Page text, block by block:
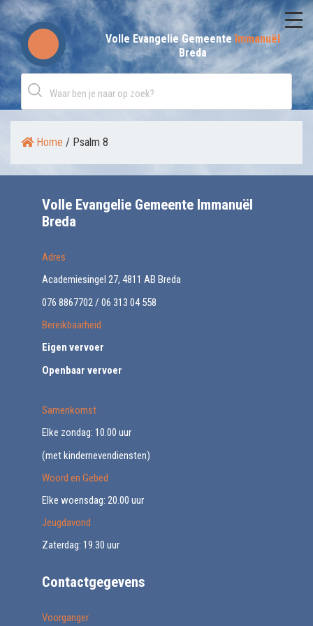
Skip
to
content
Volle Evangelie GemeenteImmanuël
Breda
Home / Psalm 8
Volle Evangelie Gemeente Immanuël
Breda
Adres
Academiesingel 27, 4811 AB Breda
076 8867702 / 06 313 04 558
Bereikbaarheid
Eigen vervoer
Openbaar vervoer
Samenkomst
Elke zondag: 10.00 uur
(met kindernevendiensten)
Woord en Gebed
Elke woensdag: 20.00 uur
Jeugdavond
Zaterdag: 19.30 uur
Contactgegevens
Voorganger